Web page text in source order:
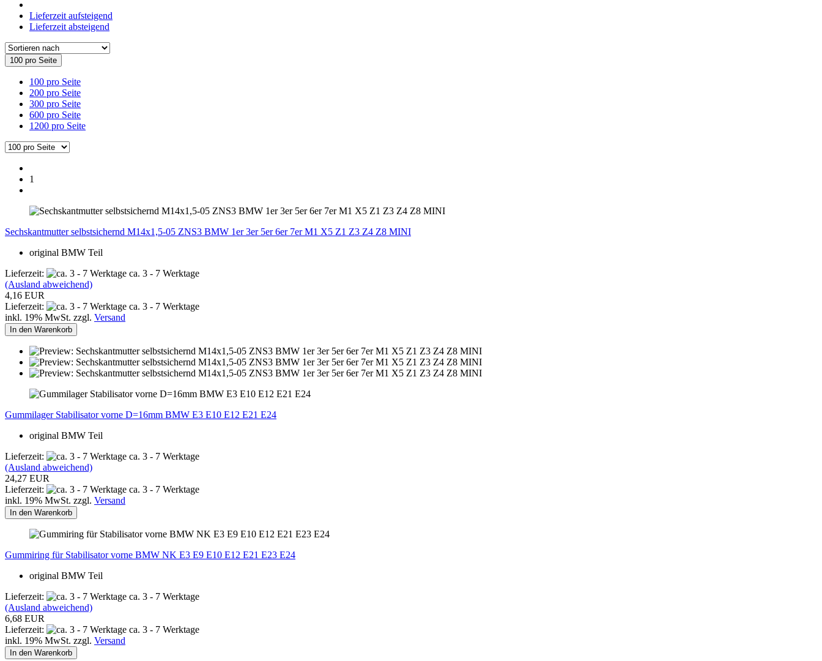
Lieferzeit aufsteigend
Lieferzeit absteigend
100 pro Seite
100 pro Seite
200 pro Seite
300 pro Seite
600 pro Seite
1200 pro Seite
1
Sechskantmutter selbstsichernd M14x1,5-05 ZNS3 BMW 1er 3er 5er 6er 7er M1 X5 Z1 Z3 Z4 Z8 MINI
original BMW Teil
Lieferzeit:
ca. 3 - 7 Werktage
(Ausland abweichend)
4,16 EUR
Lieferzeit:
ca. 3 - 7 Werktage
inkl. 19% MwSt. zzgl. Versand
In den Warenkorb
Gummilager Stabilisator vorne D=16mm BMW E3 E10 E12 E21 E24
original BMW Teil
Lieferzeit:
ca. 3 - 7 Werktage
(Ausland abweichend)
24,27 EUR
Lieferzeit:
ca. 3 - 7 Werktage
inkl. 19% MwSt. zzgl. Versand
In den Warenkorb
Gummiring für Stabilisator vorne BMW NK E3 E9 E10 E12 E21 E23 E24
original BMW Teil
Lieferzeit:
ca. 3 - 7 Werktage
(Ausland abweichend)
6,68 EUR
Lieferzeit:
ca. 3 - 7 Werktage
inkl. 19% MwSt. zzgl. Versand
In den Warenkorb